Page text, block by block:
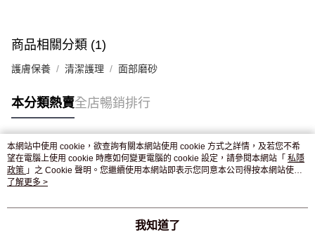
付款後門市自取，訂單確認後2-4個工作天到店，7天內取。逾期後
商品相關分類 (1)
護膚保養 清潔護理 面部磨砂
本分類熱賣全店暢銷排行
熱門標籤
熱銷排行
本網站中使用 cookie，欲查詢有關本網站使用 cookie 方式之詳情，及若您不希
望在電腦上使用 cookie 時應如何變更電腦的 cookie 設定，請參閱本網站「 私隱
政策 」之 Cookie 聲明。您繼續使用本網站即表示您同意本公司得按本網站使用
條款之 Cookie 聲明使用 cookie。
了解更多 >
我知道了